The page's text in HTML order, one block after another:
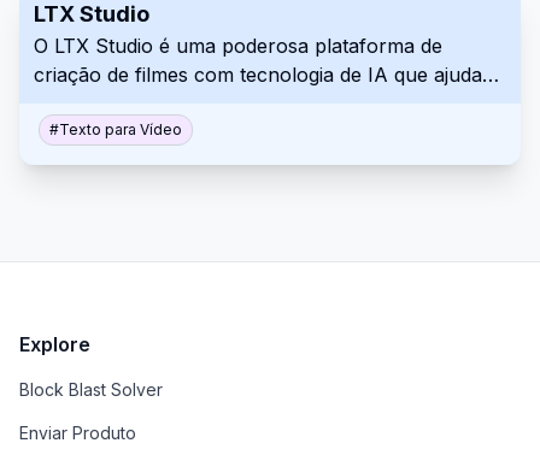
LTX Studio
O LTX Studio é uma poderosa plataforma de
criação de filmes com tecnologia de IA que ajuda
oferecendo controle incomparável aos criadores
em todas as etapas do processo.
#Texto para Vídeo
Explore
Block Blast Solver
Enviar Produto